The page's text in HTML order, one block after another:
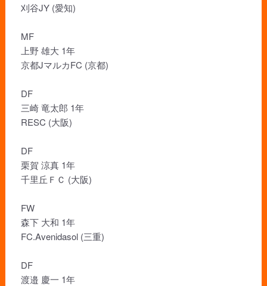
刈谷JY (愛知)
MF
上野 雄大 1年
京都JマルカFC (京都)
DF
三崎 竜太郎 1年
RESC (大阪)
DF
栗賀 涼真 1年
千里丘ＦＣ (大阪)
FW
森下 大和 1年
FC.Avenidasol (三重)
DF
渡邉 慶一 1年